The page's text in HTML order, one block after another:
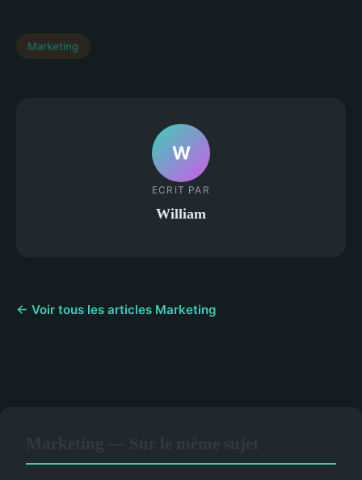
Marketing
W
ECRIT PAR
William
← Voir tous les articles Marketing